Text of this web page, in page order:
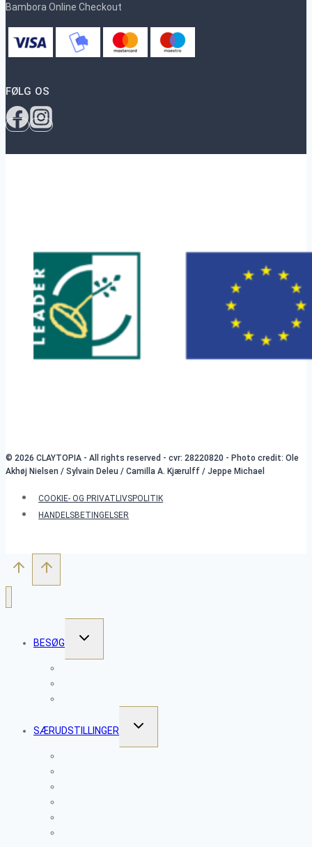
Bambora Online Checkout
FØLG OS
© 2026 CLAYTOPIA - All rights reserved - cvr: 28220820 - Photo credit: Ole
Akhøj Nielsen / Sylvain Deleu / Camilla A. Kjærulff / Jeppe Michael
COOKIE- OG PRIVATLIVSPOLITIK
HANDELSBETINGELSER
BESØG
SKIFT
SÆRUDSTILLINGER
SKIFT